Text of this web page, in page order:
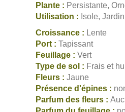
Plante : Persistante,
Utilisation : Isole,
Croissance : Lente
Port : Tapissant
Feuillage : Vert
Type de sol : Frais et
Fleurs : Jaune
Présence d'épines :
Parfum des fleurs :